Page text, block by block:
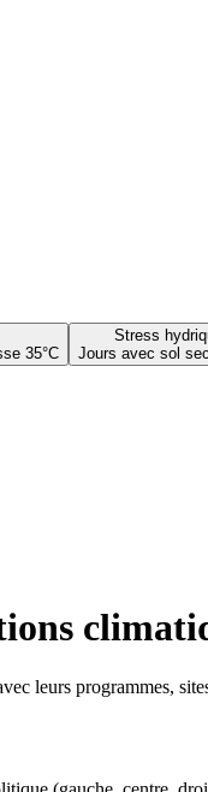
35°C
Stress
Jours avec sol
leurs programmes,